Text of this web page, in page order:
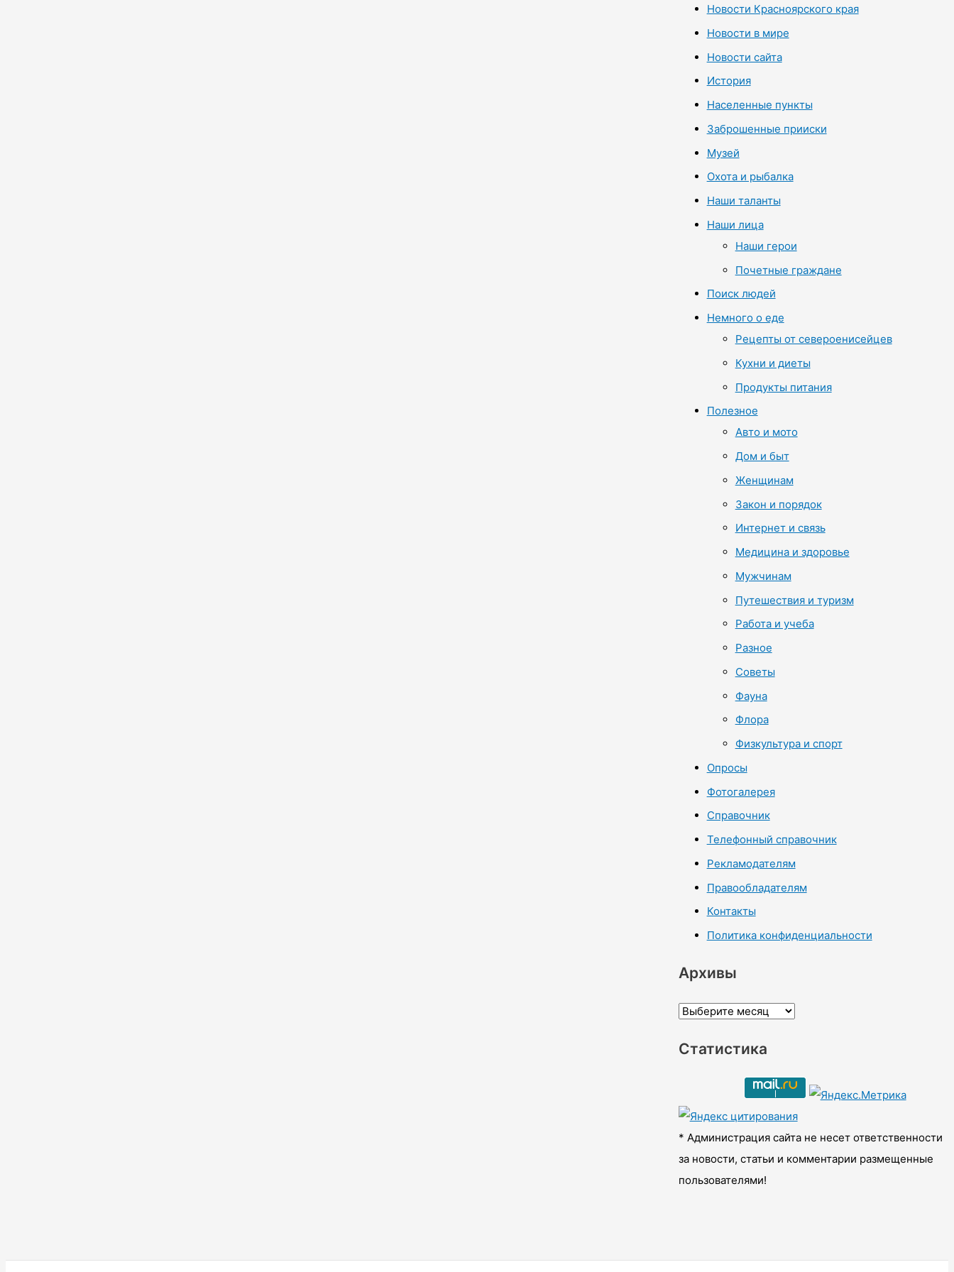
Новости Красноярского края
Новости в мире
Новости сайта
История
Населенные пункты
Заброшенные прииски
Музей
Охота и рыбалка
Наши таланты
Наши лица
Наши герои
Почетные граждане
Поиск людей
Немного о еде
Рецепты от североенисейцев
Кухни и диеты
Продукты питания
Полезное
Авто и мото
Дом и быт
Женщинам
Закон и порядок
Интернет и связь
Медицина и здоровье
Мужчинам
Путешествия и туризм
Работа и учеба
Разное
Советы
Фауна
Флора
Физкультура и спорт
Опросы
Фотогалерея
Справочник
Телефонный справочник
Рекламодателям
Правообладателям
Контакты
Политика конфиденциальности
Архивы
А
х
ы
Статистика
* Администрация сайта не несет ответственности
за новости, статьи и комментарии размещенные
пользователями!